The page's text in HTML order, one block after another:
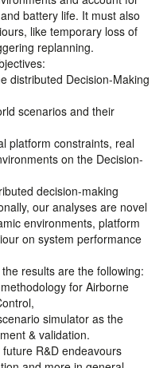
battery life. It must also
like temporary loss of
replanning.
distributed Decision-Making
scenarios and their
platform constraints, real
on the Decision-
decision-making
our analyses are novel
environments, platform
on system performance
results are the following:
for Airborne
simulator as the
& validation.
R&D endeavours